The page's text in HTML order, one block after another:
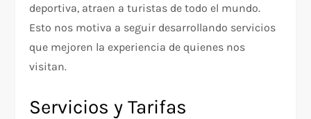
deportiva, atraen a turistas de todo el mundo.
Esto nos motiva a seguir desarrollando servicios
que mejoren la experiencia de quienes nos
visitan.
Servicios y Tarifas